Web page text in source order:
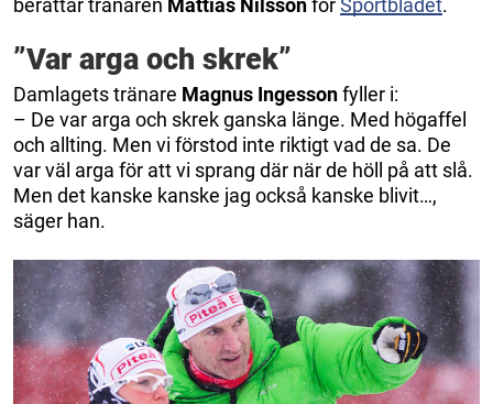
berättar tränaren Mattias NilssonförSportbladet.
”Var arga och skrek”
Damlagets tränare Magnus Ingessonfyller i:
– De var arga och skrek ganska länge. Med högaffel
och allting. Men vi förstod inte riktigt vad de sa. De
var väl arga för att vi sprang där när de höll på att slå.
Men det kanske kanske jag också kanske blivit…,
säger han.